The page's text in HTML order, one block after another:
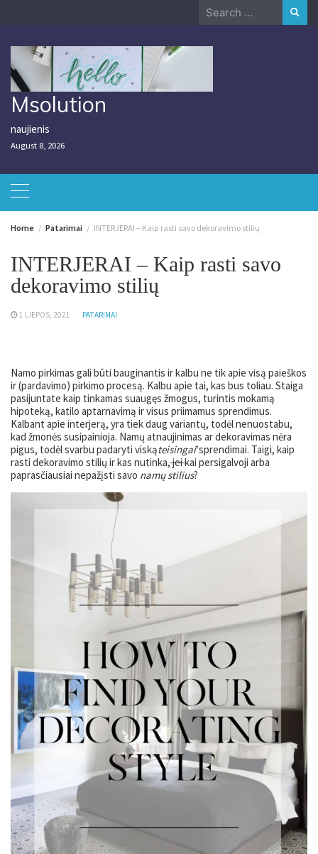
Search
Msolution
naujienis
August 8, 2026
Home Patarimai INTERJERAI – Kaip rasti savo dekoravimo stilių
INTERJERAI – Kaip rasti savo
dekoravimo stilių
1 LIEPOS, 2021 PATARIMAI
Namo pirkimas gali būti bauginantis ir kalbu ne tik apie visą paieškos
ir (pardavimo) pirkimo procesą. Kalbu apie tai, kas bus toliau. Staiga
pasijuntate kaip tinkamas suaugęs žmogus, turintis mokamą
hipoteką, katilo aptarnavimą ir visus priimamus sprendimus.
Kalbant apie interjerą, yra tiek daug variantų, todėl nenuostabu,
kad žmonės susipainioja. Namų atnaujinimas ar dekoravimas nėra
pigus, todėl svarbu padaryti viskąteisingai‘sprendimai. Taigi, kaip
rasti dekoravimo stilių ir kas nutinka,jeikai persigalvoji arba
paprasčiausiai nepažįsti savo namų stilius?